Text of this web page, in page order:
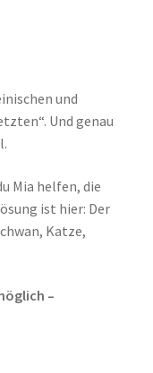
und
Und genau
Mia helfen, die
ist hier: Der
Katze,
–